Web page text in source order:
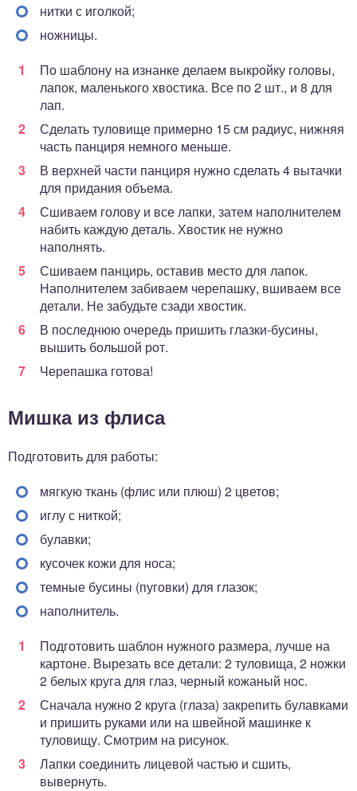
нитки с иголкой;
ножницы.
По шаблону на изнанке делаем выкройку головы,
лапок, маленького хвостика. Все по 2 шт., и 8 для
лап.
Сделать туловище примерно 15 см радиус, нижняя
часть панциря немного меньше.
В верхней части панциря нужно сделать 4 вытачки
для придания объема.
Сшиваем голову и все лапки, затем наполнителем
набить каждую деталь. Хвостик не нужно
наполнять.
Сшиваем панцирь, оставив место для лапок.
Наполнителем забиваем черепашку, вшиваем все
детали. Не забудьте сзади хвостик.
В последнюю очередь пришить глазки-бусины,
вышить большой рот.
Черепашка готова!
Мишка из флиса
Подготовить для работы:
мягкую ткань (флис или плюш) 2 цветов;
иглу с ниткой;
булавки;
кусочек кожи для носа;
темные бусины (пуговки) для глазок;
наполнитель.
Подготовить шаблон нужного размера, лучше на
картоне. Вырезать все детали: 2 туловища, 2 ножки
2 белых круга для глаз, черный кожаный нос.
Сначала нужно 2 круга (глаза) закрепить булавками
и пришить руками или на швейной машинке к
туловищу. Смотрим на рисунок.
Лапки соединить лицевой частью и сшить,
вывернуть.